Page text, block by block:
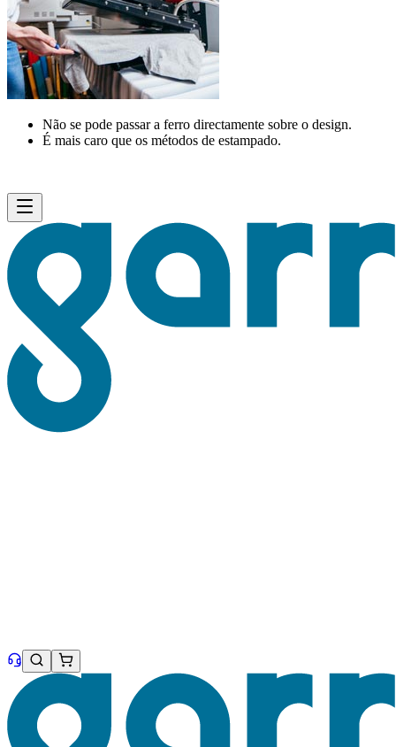
Não se pode passar a ferro directamente sobre o design.
É mais caro que os métodos de estampado.